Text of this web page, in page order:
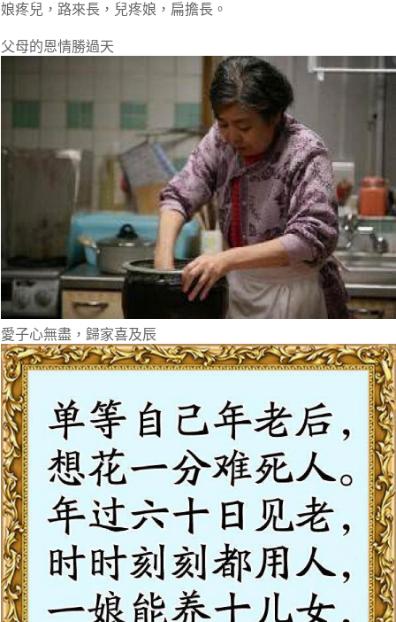
娘疼兒，路來長，兒疼娘，扁擔長。
父母的恩情勝過天
愛子心無盡，歸家喜及辰